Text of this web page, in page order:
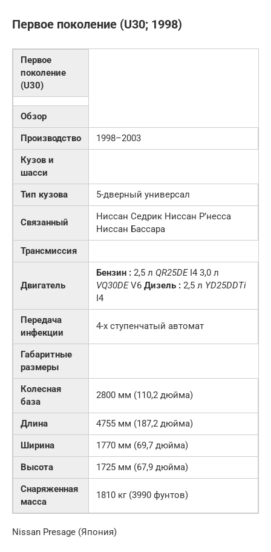
Первое поколение (U30; 1998)
Первое
поколение
(U30)
Обзор
Производство
1998–2003
Кузов и
шасси
Тип кузова
5-дверный универсал
Связанный
Ниссан Седрик Ниссан Р’несса
Ниссан Бассара
Трансмиссия
Двигатель
Бензин : 2,5 л QR25DE I4 3,0 л
VQ30DEV6 Дизель : 2,5 л YD25DDTi
I4
Передача
инфекции
4-х ступенчатый автомат
Габаритные
размеры
Колесная
база
2800 мм (110,2 дюйма)
Длина
4755 мм (187,2 дюйма)
Ширина
1770 мм (69,7 дюйма)
Высота
1725 мм (67,9 дюйма)
Снаряженная
масса
1810 кг (3990 фунтов)
Nissan Presage (Япония)